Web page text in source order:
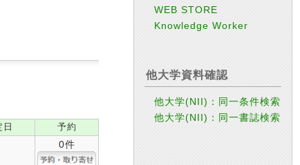
予約
0件
WEB STORE
Knowledge Worker
他大学資料確認
他大学(NII)：同一条件検索
他大学(NII)：同一書誌検索